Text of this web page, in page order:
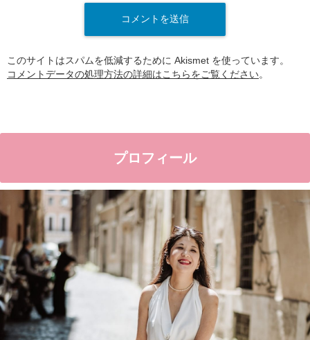
このサイトはスパムを低減するために Akismet を使っています。
コメントデータの処理方法の詳細はこちらをご覧ください。
プロフィール